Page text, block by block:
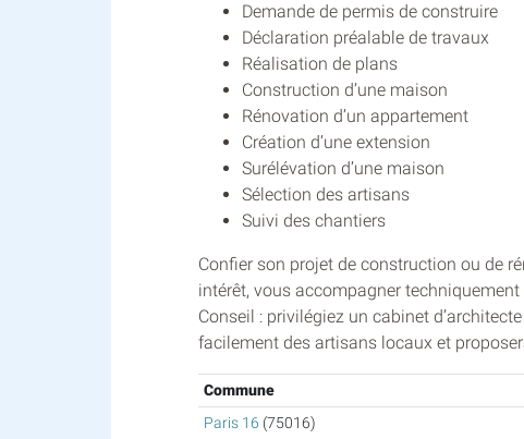
Demande de permis de construire
Déclaration préalable de travaux
Réalisation de plans
Construction d’une maison
Rénovation d’un appartement
Création d’une extension
Surélévation d’une maison
Sélection des artisans
Suivi des chantiers
Confier son projet de construction ou de
intérêt, vous accompagner
Conseil : privilégiez un cabinet
facilement des artisans locaux et
Commune
Paris 16 (75016)